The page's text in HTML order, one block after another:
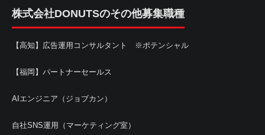
株式会社DONUTSのその他募集職種
【高知】広告運用コンサルタント ※ポテンシャル
【福岡】パートナーセールス
AIエンジニア（ジョブカン）
自社SNS運用（マーケティング室）